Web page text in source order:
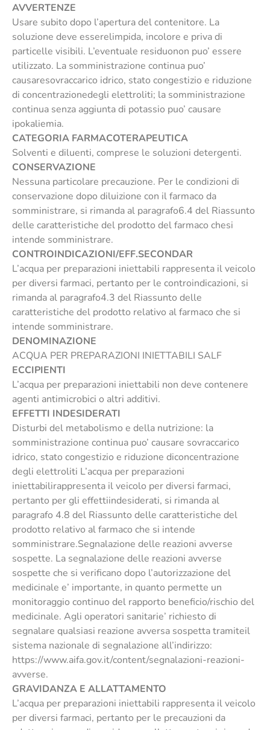
AVVERTENZE
Usare subito dopo l’apertura del contenitore. La
soluzione deve esserelimpida, incolore e priva di
particelle visibili. L’eventuale residuonon puo’ essere
utilizzato. La somministrazione continua puo’
causaresovraccarico idrico, stato congestizio e riduzione
di concentrazionedegli elettroliti; la somministrazione
continua senza aggiunta di potassio puo’ causare
ipokaliemia.
CATEGORIA FARMACOTERAPEUTICA
Solventi e diluenti, comprese le soluzioni detergenti.
CONSERVAZIONE
Nessuna particolare precauzione. Per le condizioni di
conservazione dopo diluizione con il farmaco da
somministrare, si rimanda al paragrafo6.4 del Riassunto
delle caratteristiche del prodotto del farmaco chesi
intende somministrare.
CONTROINDICAZIONI/EFF.SECONDAR
L’acqua per preparazioni iniettabili rappresenta il veicolo
per diversi farmaci, pertanto per le controindicazioni, si
rimanda al paragrafo4.3 del Riassunto delle
caratteristiche del prodotto relativo al farmaco che si
intende somministrare.
DENOMINAZIONE
ACQUA PER PREPARAZIONI INIETTABILI SALF
ECCIPIENTI
L’acqua per preparazioni iniettabili non deve contenere
agenti antimicrobici o altri additivi.
EFFETTI INDESIDERATI
Disturbi del metabolismo e della nutrizione: la
somministrazione continua puo’ causare sovraccarico
idrico, stato congestizio e riduzione diconcentrazione
degli elettroliti L’acqua per preparazioni
iniettabilirappresenta il veicolo per diversi farmaci,
pertanto per gli effettiindesiderati, si rimanda al
paragrafo 4.8 del Riassunto delle caratteristiche del
prodotto relativo al farmaco che si intende
somministrare.Segnalazione delle reazioni avverse
sospette. La segnalazione delle reazioni avverse
sospette che si verificano dopo l’autorizzazione del
medicinale e’ importante, in quanto permette un
monitoraggio continuo del rapporto beneficio/rischio del
medicinale. Agli operatori sanitarie’ richiesto di
segnalare qualsiasi reazione avversa sospetta tramiteil
sistema nazionale di segnalazione all’indirizzo:
https://www.aifa.gov.it/content/segnalazioni-reazioni-
avverse.
GRAVIDANZA E ALLATTAMENTO
L’acqua per preparazioni iniettabili rappresenta il veicolo
per diversi farmaci, pertanto per le precauzioni da